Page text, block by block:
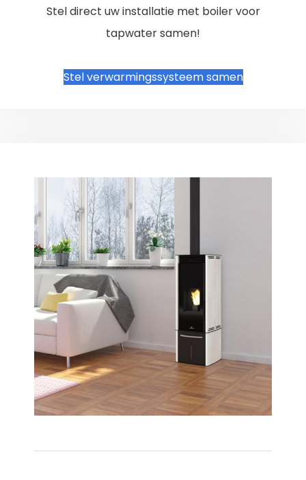
Stel direct uw installatie met boiler voor
tapwater samen!
Stel verwarmingssysteem samen